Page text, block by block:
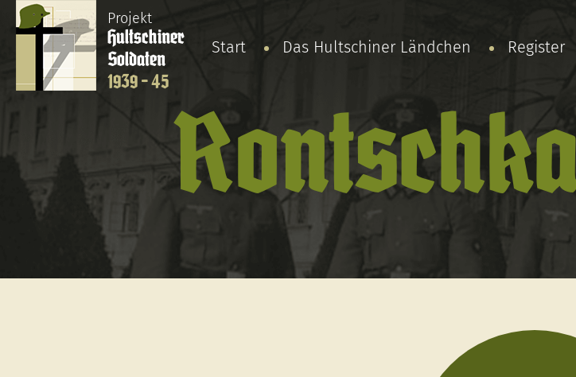
Projekt
Hultschiner
Soldaten
1939 - 45
Start Das Hultschiner Ländchen Register